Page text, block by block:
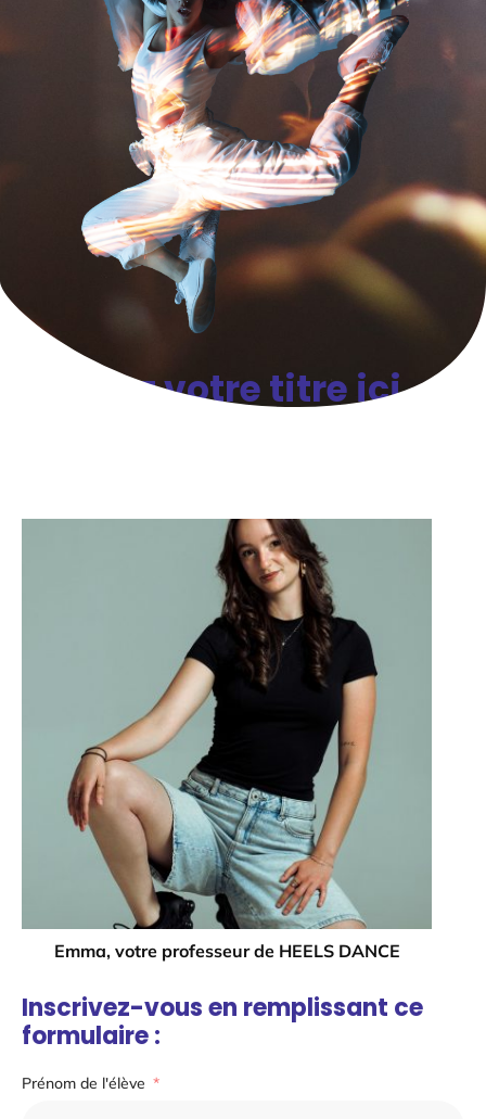
Ajoutez votre titre ici
Emma, votre professeur de HEELS DANCE
Inscrivez-vous en remplissant ce
formulaire :
Prénom de l'élève